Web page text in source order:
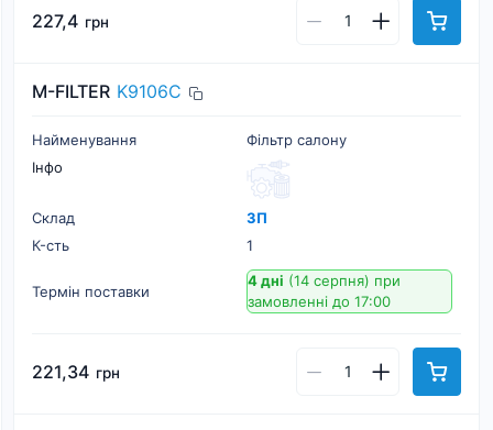
227,4 грн
M-FILTER K9106C
Найменування
Фільтр салону
Інфо
Склад
ЗП
К-cть
1
Термін поставки
4 дні (14 серпня) при
замовленні до 17:00
221,34 грн